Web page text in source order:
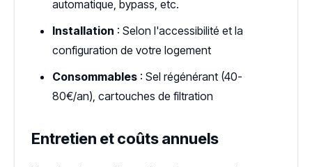
automatique, bypass, etc.
Installation : Selon l'accessibilité et la
configuration de votre logement
Consommables : Sel régénérant (40-
80€/an), cartouches de filtration
Entretien et coûts annuels